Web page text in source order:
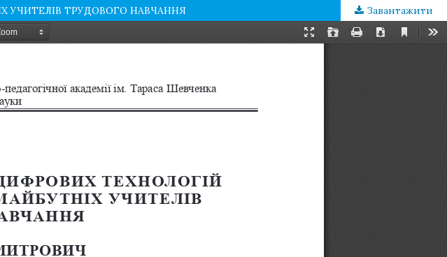
УЧИТЕЛІВ ТРУДОВОГО НАВЧАННЯ Завантажити